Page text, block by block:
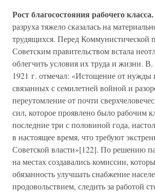
Рост благосостояния рабочего класса.
разруха тяжело сказалась на
трудящихся. Перед Коммунистической
Советским правительством встала
облегчить условия их труда и жизни.
1921 г. отмечал: «Истощение от нужды
связанных с семилетней войной и
переутомление от почти
сил, которое проявлено было рабочим
последние три с половиной года,
в настоящее время, что требуют
Советской власти»[122]. По решению
на местах создавались комиссии,
обязанность улучшать снабжение
продовольствием, следить за работой